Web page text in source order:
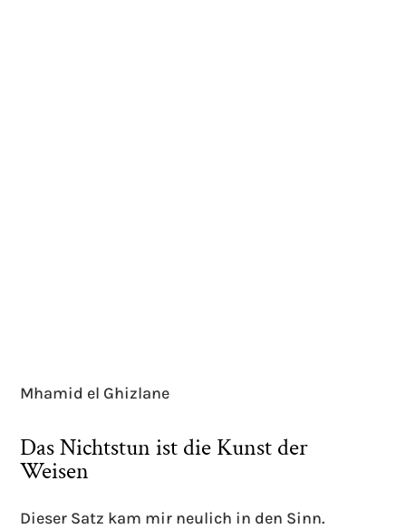
Mhamid el Ghizlane
Das Nichtstun ist die Kunst der
Weisen
Dieser Satz kam mir neulich in den Sinn.